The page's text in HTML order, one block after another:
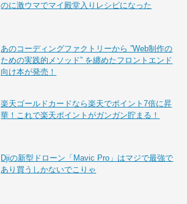
のに激ウマでマイ殿堂入りレシピになった
あのコーディングファクトリーから ”Web制作の
ための実践的メソッド” を纏めたフロントエンド
向け本が発売！
楽天ゴールドカードなら楽天でポイント7倍に昇
華！これで楽天ポイントがガンガン貯まる！
Djiの新型ドローン「Mavic Pro」はマジで最強で
あり買うしかないでこりゃ